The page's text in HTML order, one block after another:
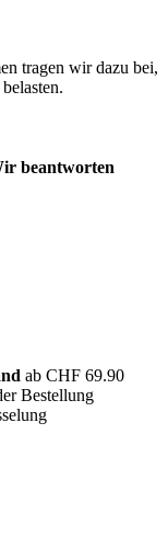
tragen wir dazu bei,
beantworten
ab CHF 69.90
Bestellung